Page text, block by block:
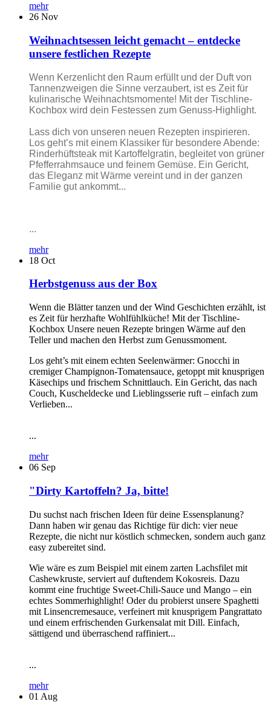
mehr
26 Nov
Weihnachtsessen leicht gemacht – entdecke
unsere festlichen Rezepte
Wenn Kerzenlicht den Raum erfüllt und der Duft von
Tannenzweigen die Sinne verzaubert, ist es Zeit für
kulinarische Weihnachtsmomente! Mit der Tischline-
Kochbox wird dein Festessen zum Genuss-Highlight.
Lass dich von unseren neuen Rezepten inspirieren.
Los geht’s mit einem Klassiker für besondere Abende:
Rinderhüftsteak mit Kartoffelgratin, begleitet von grüner
Pfefferrahmsauce und feinem Gemüse. Ein Gericht,
das Eleganz mit Wärme vereint und in der ganzen
Familie gut ankommt...
...
mehr
18 Oct
Herbstgenuss aus der Box
Wenn die Blätter tanzen und der Wind Geschichten erzählt, ist
es Zeit für herzhafte Wohlfühlküche! Mit der Tischline-
Kochbox Unsere neuen Rezepte bringen Wärme auf den
Teller und machen den Herbst zum Genussmoment.
Los geht’s mit einem echten Seelenwärmer: Gnocchi in
cremiger Champignon-Tomatensauce, getoppt mit knusprigen
Käsechips und frischem Schnittlauch. Ein Gericht, das nach
Couch, Kuscheldecke und Lieblingsserie ruft – einfach zum
Verlieben...
...
mehr
06 Sep
"Dirty Kartoffeln? Ja, bitte!
Du suchst nach frischen Ideen für deine Essensplanung?
Dann haben wir genau das Richtige für dich: vier neue
Rezepte, die nicht nur köstlich schmecken, sondern auch ganz
easy zubereitet sind.
Wie wäre es zum Beispiel mit einem zarten Lachsfilet mit
Cashewkruste, serviert auf duftendem Kokosreis. Dazu
kommt eine fruchtige Sweet-Chili-Sauce und Mango – ein
echtes Sommerhighlight! Oder du probierst unsere Spaghetti
mit Linsencremesauce, verfeinert mit knusprigem Pangrattato
und einem erfrischenden Gurkensalat mit Dill. Einfach,
sättigend und überraschend raffiniert...
...
mehr
01 Aug